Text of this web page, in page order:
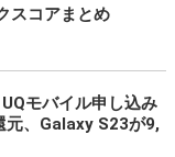
スコアまとめ
モバイル申し込み
、Galaxy S23が9,